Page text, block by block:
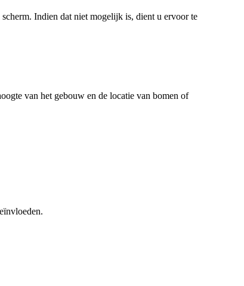
Indien dat niet mogelijk is, dient u ervoor te
van het gebouw en de locatie van bomen of